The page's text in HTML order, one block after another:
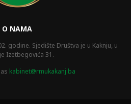
O NAMA
godine. Sjedište Društva je u Kaknju, u
Izetbegovića 31.
kabinet@rmukakanj.ba